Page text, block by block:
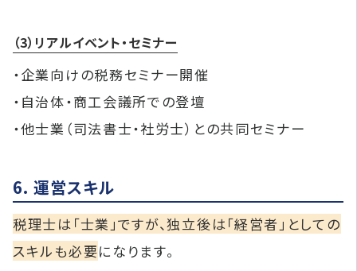
（3）リアルイベント・セミナー
・企業向けの税務セミナー開催
・自治体・商工会議所での登壇
・他士業（司法書士・社労士）との共同セミナー
6. 運営スキル
税理士は「士業」ですが、独立後は「経営者」としての
スキルも必要になります。